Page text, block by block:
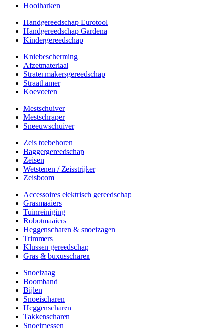
Hooiharken
Handgereedschap Eurotool
Handgereedschap Gardena
Kindergereedschap
Kniebescherming
Afzetmateriaal
Stratenmakersgereedschap
Straathamer
Koevoeten
Mestschuiver
Mestschraper
Sneeuwschuiver
Zeis toebehoren
Baggergereedschap
Zeisen
Wetstenen / Zeisstrijker
Zeisboom
Accessoires elektrisch gereedschap
Grasmaaiers
Tuinreiniging
Robotmaaiers
Heggenscharen & snoeizagen
Trimmers
Klussen gereedschap
Gras & buxusscharen
Snoeizaag
Boomband
Bijlen
Snoeischaren
Heggenscharen
Takkenscharen
Snoeimessen